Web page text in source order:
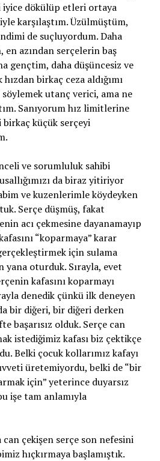
dökülüp etleri ortaya
karşılaştım. Üzülmüştüm,
de suçluyordum. Daha
azından serçelerin baş
gençtim, daha düşüncesiz ve
birkaç ceza aldığımı
utanç verici, ama ne
Sanıyorum hız limitlerine
birkaç küçük serçeyi
ve sorumluluk sahibi
da biraz yitiriyor
ve kuzenlerimle köydeyken
Serçe düşmüş, fakat
acı çekmesine dayanamayıp
“koparmaya” karar
için sulama
yana oturduk. Sırayla, evet
kafasını koparmayı
denedik çünkü ilk deneyen
bir diğeri, bir diğeri derken
başarısız olduk. Serçe can
istediğimiz kafası biz çektikçe
Belki çocuk kollarımız kafayı
üretemiyordu, belki de “bir
için” yeterince duyarsız
işe tam anlamıyla
çekişen serçe son nefesini
hıçkırmaya başlamıştık.